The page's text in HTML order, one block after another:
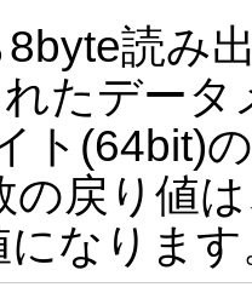
読み
たデー
ト(64bit)
の戻り値
なります